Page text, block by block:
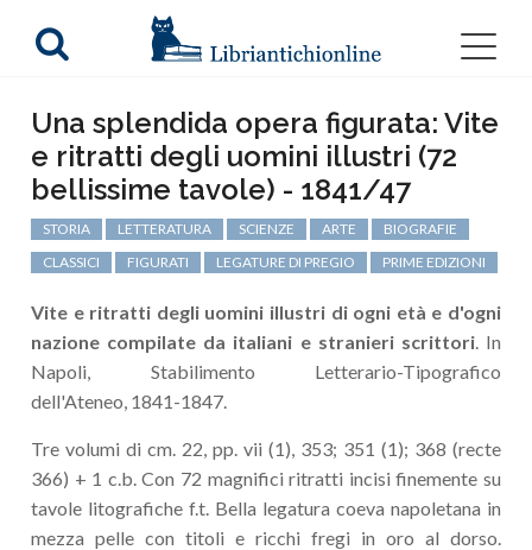
Una splendida opera figurata: Vite
e ritratti degli uomini illustri (72
bellissime tavole) - 1841/47
STORIA LETTERATURA SCIENZE ARTE
BIOGRAFIE
CLASSICI
FIGURATI LEGATURE DI PREGIO PRIME EDIZIONI
Vite e ritratti degli uomini illustri di ogni età e d'ogni
nazione compilate da italiani e stranieri scrittori. In
Napoli, Stabilimento Letterario-Tipografico
dell'Ateneo, 1841-1847.
Tre volumi di cm. 22, pp. vii (1), 353; 351 (1); 368 (recte
366) + 1 c.b. Con 72 magnifici ritratti incisi finemente su
tavole litografiche f.t. Bella legatura coeva napoletana in
mezza pelle con titoli e ricchi fregi in oro al dorso.